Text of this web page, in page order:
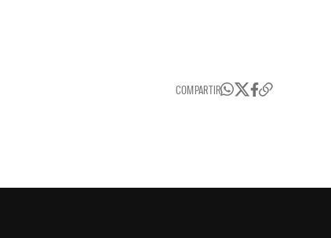
COMPARTIR